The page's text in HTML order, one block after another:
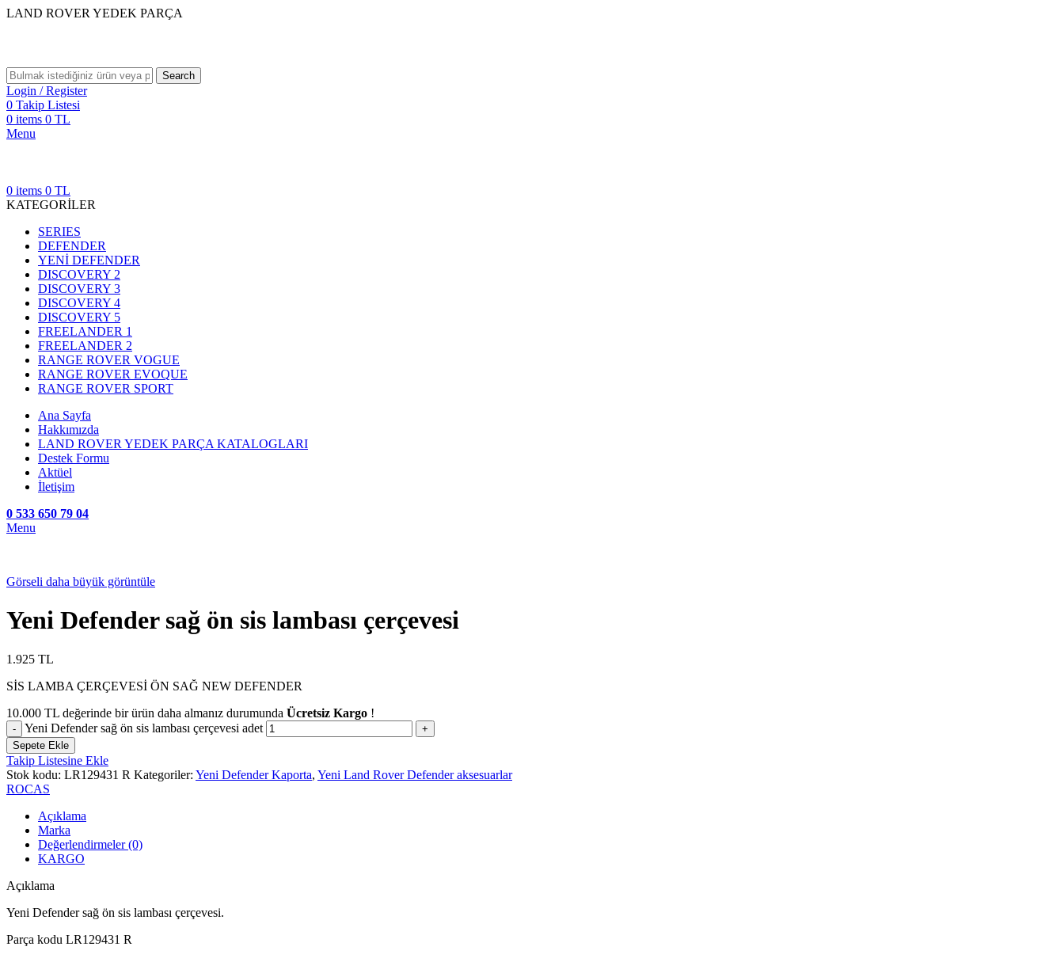
LAND ROVER YEDEK PARÇA
Search
Login / Register
0 Takip Listesi
0 items 0 TL
Menu
0 items 0 TL
KATEGORİLER
SERIES
DEFENDER
YENİ DEFENDER
DISCOVERY 2
DISCOVERY 3
DISCOVERY 4
DISCOVERY 5
FREELANDER 1
FREELANDER 2
RANGE ROVER VOGUE
RANGE ROVER EVOQUE
RANGE ROVER SPORT
Ana Sayfa
Hakkımızda
LAND ROVER YEDEK PARÇA KATALOGLARI
Destek Formu
Aktüel
İletişim
0 533 650 79 04
Menu
Görseli daha büyük görüntüle
Yeni Defender sağ ön sis lambası çerçevesi
1.925 TL
SİS LAMBA ÇERÇEVESİ ÖN SAĞ NEW DEFENDER
10.000 TL değerinde bir ürün daha almanız durumunda Ücretsiz Kargo !
Yeni Defender sağ ön sis lambası çerçevesi adet
Sepete Ekle
Takip Listesine Ekle
Stok kodu: LR129431 R Kategoriler: Yeni Defender Kaporta, Yeni Land Rover Defender aksesuarlar
ROCAS
Açıklama
Marka
Değerlendirmeler (0)
KARGO
Açıklama
Yeni Defender sağ ön sis lambası çerçevesi.
Parça kodu LR129431 R